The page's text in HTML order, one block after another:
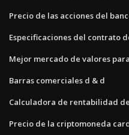
Precio de las acciones del
Especificaciones del contrato
Mejor mercado de valores
Barras comerciales d & d
Calculadora de rentabilidad
Precio de la criptomoneda